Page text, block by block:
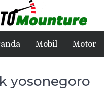
Mobil Motor
yosonegoro